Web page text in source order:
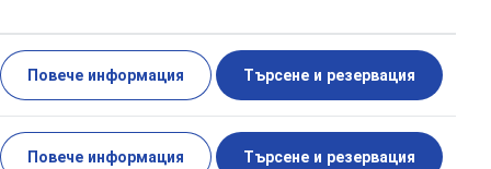
Повече информация Търсене и резервация
Повече информация Търсене и резервация